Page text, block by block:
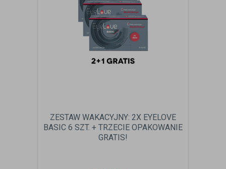
ZESTAW WAKACYJNY: 2X EYELOVE
BASIC 6 SZT. + TRZECIE OPAKOWANIE
GRATIS!